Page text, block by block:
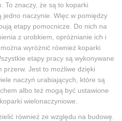
To znaczy, że są to koparki
jedno naczynie. Więc w pomiędzy
etapy pomocnicze. Do nich na
z urobkiem, opróżnianie ich i
wyróżnić również koparki
etapy pracy są wykonywane
Jest to możliwe dzięki
naczyń urabiających, które są
albo też mogą być ustawione
wielonaczyniowe.
również ze względu na budowę.